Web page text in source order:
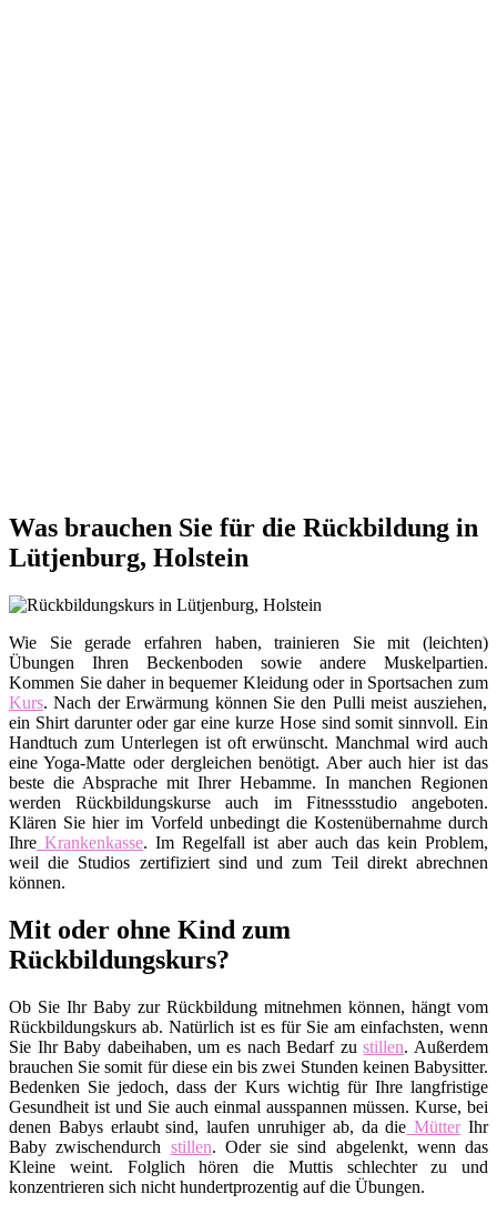
Was brauchen Sie für die Rückbildung in
Lütjenburg, Holstein
Wie Sie gerade erfahren haben, trainieren Sie mit (leichten)
Übungen Ihren Beckenboden sowie andere Muskelpartien.
Kommen Sie daher in bequemer Kleidung oder in Sportsachen zum
Kurs. Nach der Erwärmung können Sie den Pulli meist ausziehen,
ein Shirt darunter oder gar eine kurze Hose sind somit sinnvoll. Ein
Handtuch zum Unterlegen ist oft erwünscht. Manchmal wird auch
eine Yoga-Matte oder dergleichen benötigt. Aber auch hier ist das
beste die Absprache mit Ihrer Hebamme. In manchen Regionen
werden Rückbildungskurse auch im Fitnessstudio angeboten.
Klären Sie hier im Vorfeld unbedingt die Kostenübernahme durch
Ihre Krankenkasse. Im Regelfall ist aber auch das kein Problem,
weil die Studios zertifiziert sind und zum Teil direkt abrechnen
können.
Mit oder ohne Kind zum
Rückbildungskurs?
Ob Sie Ihr Baby zur Rückbildung mitnehmen können, hängt vom
Rückbildungskurs ab. Natürlich ist es für Sie am einfachsten, wenn
Sie Ihr Baby dabeihaben, um es nach Bedarf zustillen. Außerdem
brauchen Sie somit für diese ein bis zwei Stunden keinen Babysitter.
Bedenken Sie jedoch, dass der Kurs wichtig für Ihre langfristige
Gesundheit ist und Sie auch einmal ausspannen müssen. Kurse, bei
denen Babys erlaubt sind, laufen unruhiger ab, da die MütterIhr
Baby zwischendurch stillen. Oder sie sind abgelenkt, wenn das
Kleine weint. Folglich hören die Muttis schlechter zu und
konzentrieren sich nicht hundertprozentig auf die Übungen.